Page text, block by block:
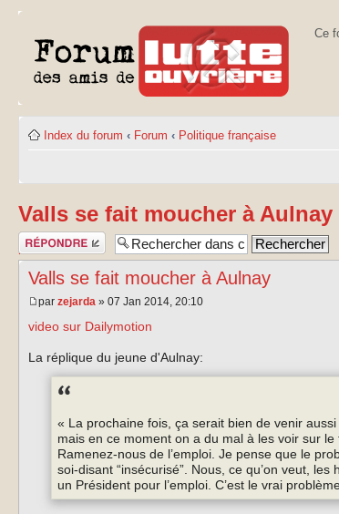
Ce
Index du forum ‹ Forum ‹ Politique française
Valls se fait moucher à Aulnay
Publier une
réponse
Valls se fait moucher à Aulnay
par zejarda » 07 Jan 2014, 20:10
video sur Dailymotion
La réplique du jeune d'Aulnay:
« La prochaine fois, ça serait bien de venir
mais en ce moment on a du mal à les voir sur
Ramenez-nous de l’emploi. Je pense que le
soi-disant “insécurisé”. Nous, ce qu’on veut,
un Président pour l’emploi. C’est le vrai